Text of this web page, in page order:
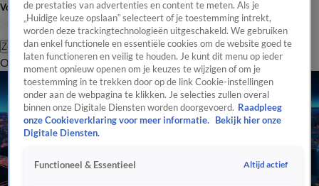
Volg Hart van Nederland
Zoeken
OverzichtRegioUitzendingenWeerTip de redactiePanelVideo's
de prestaties van advertenties en content te meten. Als je
„Huidige keuze opslaan” selecteert of je toestemming intrekt,
worden deze trackingtechnologieën uitgeschakeld. We gebruiken
dan enkel functionele en essentiële cookies om de website goed te
laten functioneren en veilig te houden. Je kunt dit menu op ieder
moment opnieuw openen om je keuzes te wijzigen of om je
toestemming in te trekken door op de link Cookie-instellingen
onder aan de webpagina te klikken. Je selecties zullen overal
binnen onze Digitale Diensten worden doorgevoerd. Raadpleeg
onze Cookieverklaring voor meer informatie.
Bekijk hier onze
Digitale Diensten.
Functioneel & Essentieel Altijd actief